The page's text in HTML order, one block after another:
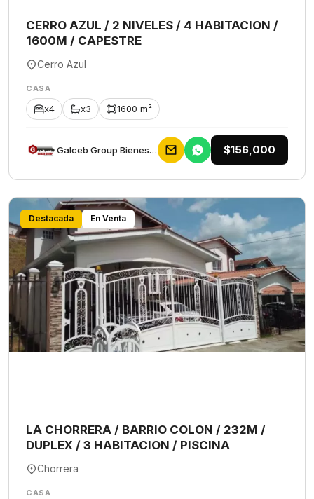
CERRO AZUL / 2 NIVELES / 4 HABITACION /
1600M / CAPESTRE
Cerro Azul
CASA
x4 x3 1600 m²
Galceb Group Bienes Raices $156,000
Destacada En Venta
LA CHORRERA / BARRIO COLON / 232M /
DUPLEX / 3 HABITACION / PISCINA
Chorrera
CASA